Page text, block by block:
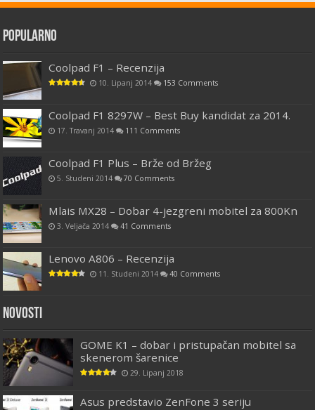
Popularno
Coolpad F1 – Recenzija
10. Lipanj 2014 153 Comments
Coolpad F1 8297W – Best Buy kandidat za 2014.
17. Travanj 2014 111 Comments
Coolpad F1 Plus – Brže od Bržeg
5. Studeni 2014 70 Comments
Mlais MX28 – Dobar 4-jezgreni mobitel za 800Kn
3. Veljača 2014 41 Comments
Lenovo A806 – Recenzija
11. Studeni 2014 40 Comments
Novosti
GOME K1 – dobar i pristupačan mobitel sa
skenerom šarenice
29. Lipanj 2018
Asus predstavio ZenFone 3 seriju